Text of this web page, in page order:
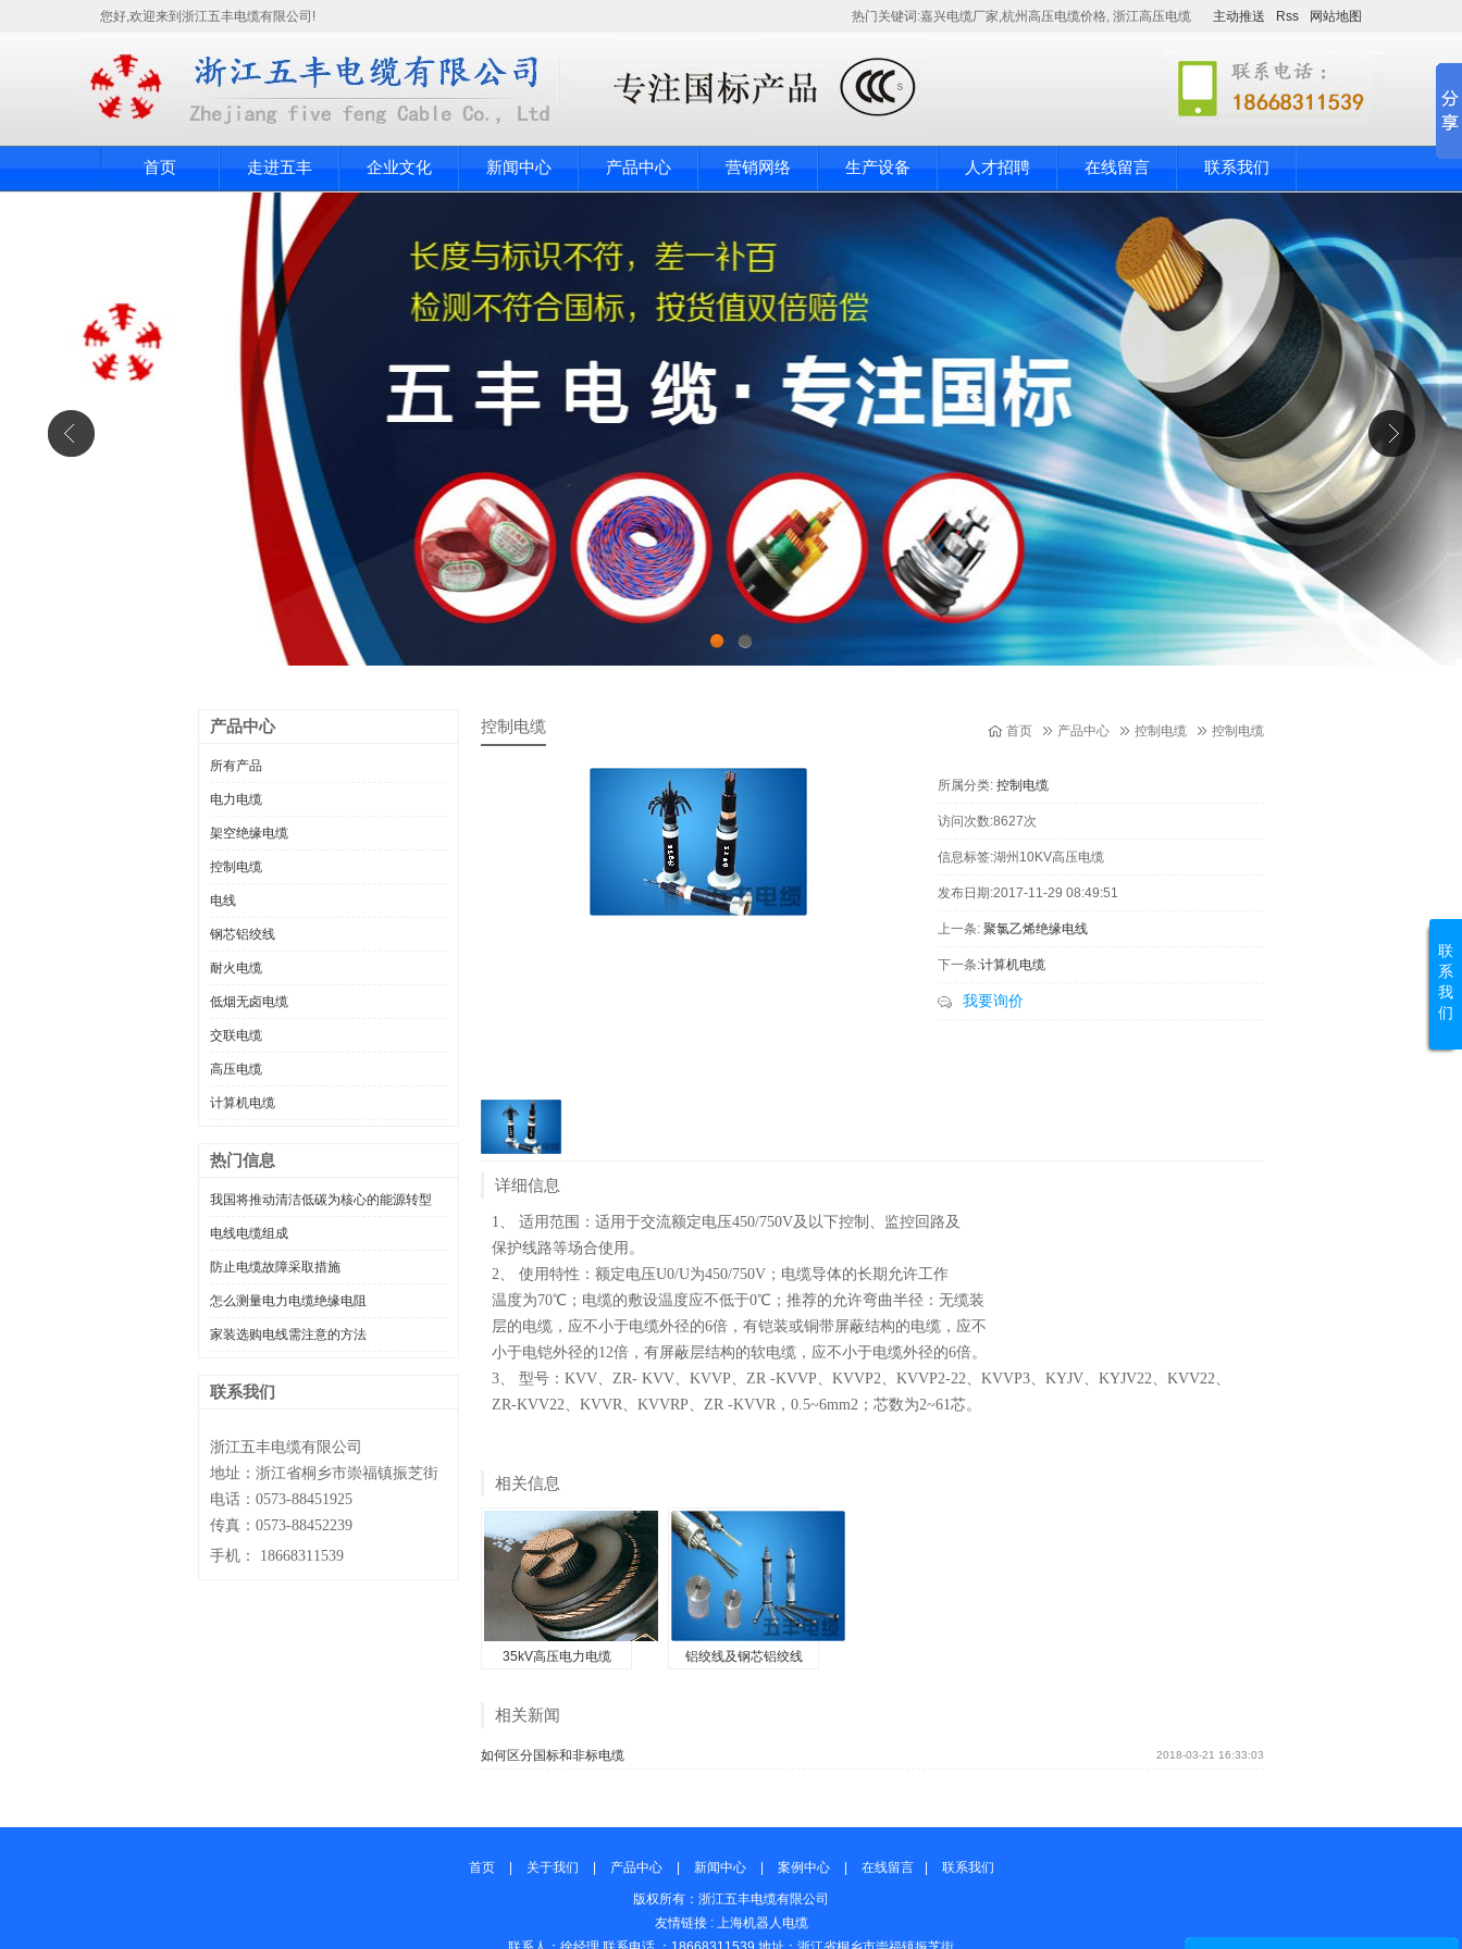
您好,欢迎来到浙江五丰电缆有限公司! 热门关键词:嘉兴电缆厂家,杭州高压电缆价格, 浙江高压电缆 主动推送 Rss 网站地图
首页 走进五丰 企业文化 新闻中心 产品中心 营销网络 生产设备 人才招聘 在线留言 联系我们
产品中心
所有产品
电力电缆
架空绝缘电缆
控制电缆
电线
钢芯铝绞线
耐火电缆
低烟无卤电缆
交联电缆
高压电缆
计算机电缆
热门信息
我国将推动清洁低碳为核心的能源转型
电线电缆组成
防止电缆故障采取措施
怎么测量电力电缆绝缘电阻
家装选购电线需注意的方法
联系我们
浙江五丰电缆有限公司
地址：浙江省桐乡市崇福镇振芝街
电话：0573-88451925
传真：0573-88452239
手机：
18668311539
控制电缆 首页 产品中心 控制电缆 控制电缆
所属分类: 控制电缆
访问次数:8627次
信息标签:湖州10KV高压电缆
发布日期:2017-11-29 08:49:51
上一条: 聚氯乙烯绝缘电线
下一条:计算机电缆
我要询价
详细信息
1、 适用范围：适用于交流额定电压450/750V及以下控制、监控回路及
保护线路等场合使用。
2、 使用特性：额定电压U0/U为450/750V；电缆导体的长期允许工作
温度为70℃；电缆的敷设温度应不低于0℃；推荐的允许弯曲半径：无缆装
层的电缆，应不小于电缆外径的6倍，有铠装或铜带屏蔽结构的电缆，应不
小于电铠外径的12倍，有屏蔽层结构的软电缆，应不小于电缆外径的6倍。
3、 型号：KVV、ZR- KVV、KVVP、ZR -KVVP、KVVP2、KVVP2-22、KVVP3、KYJV、KYJV22、KVV22、
ZR-KVV22、KVVR、KVVRP、ZR -KVVR，0.5~6mm2；芯数为2~61芯。
相关信息
35kV高压电力电缆 铝绞线及钢芯铝绞线
相关新闻
如何区分国标和非标电缆 2018-03-21 16:33:03
首页 关于我们 产品中心 新闻中心 案例中心 在线留言 联系我们
版权所有：浙江五丰电缆有限公司
友情链接 : 上海机器人电缆
联
系
我
们